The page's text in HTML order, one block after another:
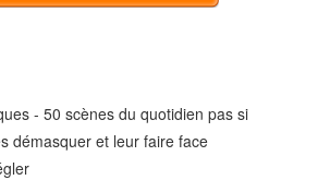
- 50 scènes du quotidien pas si
démasquer et leur faire face